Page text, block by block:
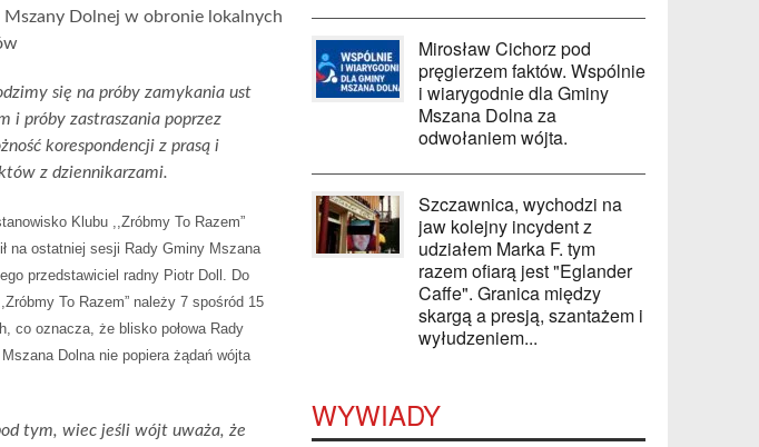
Mszany Dolnej w obronie lokalnych
się na próby zamykania ust
i próby zastraszania poprzez
korespondencji z prasą i
z dziennikarzami.
Klubu ,,Zróbmy To Razem”
na ostatniej sesji Rady Gminy Mszana
przedstawiciel radny Piotr Doll. Do
To Razem” należy 7 spośród 15
co oznacza, że blisko połowa Rady
Dolna nie popiera żądań wójta
tym, wiec jeśli wójt uważa, że
Mirosław Cichorz pod
pręgierzem faktów. Wspólnie
i wiarygodnie dla Gminy
Mszana Dolna za
odwołaniem wójta.
Szczawnica, wychodzi na
jaw kolejny incydent z
udziałem Marka F. tym
razem ofiarą jest "Eglander
Caffe". Granica między
skargą a presją, szantażem i
wyłudzeniem...
WYWIADY